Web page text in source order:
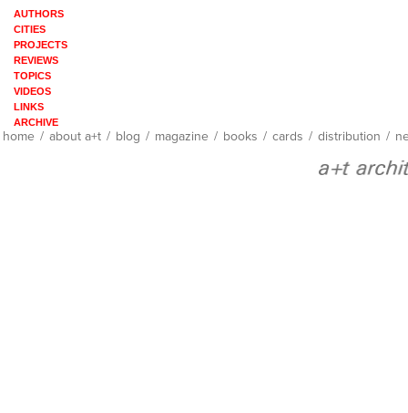
AUTHORS
CITIES
PROJECTS
REVIEWS
TOPICS
VIDEOS
LINKS
ARCHIVE
home / about a+t / blog / magazine / books / cards / distribution /